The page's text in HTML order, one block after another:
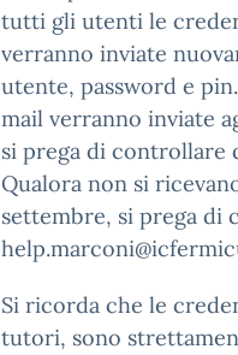
tutti gli utenti le
verranno inviate
utente, password e
mail verranno inviate
si prega di controllare
Qualora non si
settembre, si prega di
Si ricorda che le
tutori, sono